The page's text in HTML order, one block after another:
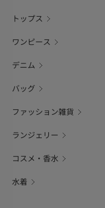
トップス
ワンピース
デニム
バッグ
ファッション雑貨
ランジェリー
コスメ・香水
水着